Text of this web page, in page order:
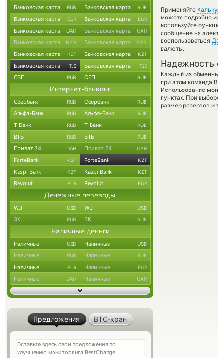
Применяйте
можете подробно
используйте
сообщение на
воспользоваться
валюты.
Надежность
Каждый из
при этом команда
Использование
пунктах. При
размер резервов и
Банковская карта RUB Банковская карта RUB
Банковская карта EUR Банковская карта EUR
Банковская карта UAH Банковская карта UAH
Банковская карта BYN Банковская карта BYN
Банковская карта KZT Банковская карта KZT
Банковская карта TJS Банковская карта TJS
СБП RUB СБП RUB
Интернет-банкинг
Сбербанк RUB Сбербанк RUB
Альфа-Банк RUB Альфа-Банк RUB
Т-Банк RUB Т-Банк RUB
ВТБ RUB ВТБ RUB
Приват 24 UAH Приват 24 UAH
ForteBank KZT ForteBank KZT
Kaspi Bank KZT Kaspi Bank KZT
Revolut EUR Revolut EUR
Денежные переводы
WU USD WU USD
ЗК RUB ЗК RUB
Наличные деньги
Наличные USD Наличные USD
Наличные RUB Наличные RUB
Наличные EUR Наличные EUR
Наличные UAH Наличные UAH
Предложения BTC-кран